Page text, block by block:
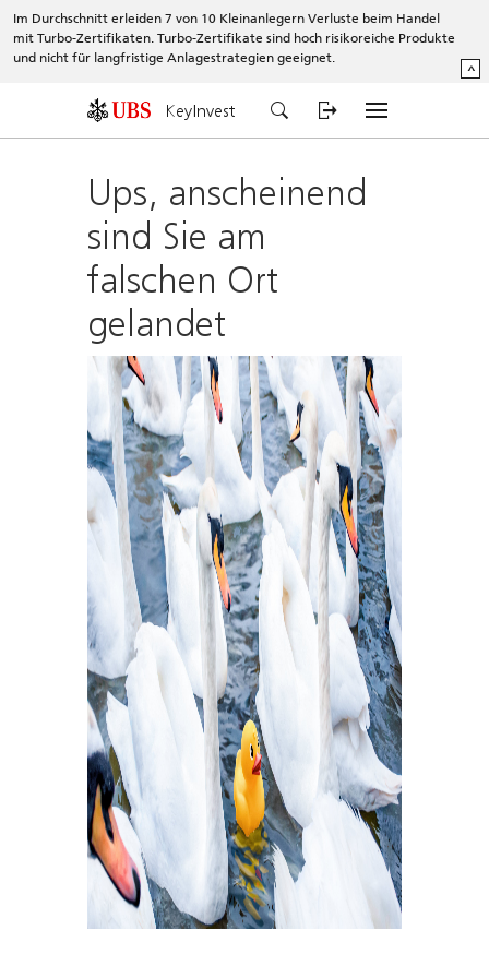
Im Durchschnitt erleiden 7 von 10 Kleinanlegern Verluste beim Handel
mit Turbo-Zertifikaten. Turbo-Zertifikate sind hoch risikoreiche Produkte
und nicht für langfristige Anlagestrategien geeignet.
^
KeyInvest
Ups, anscheinend
sind Sie am
falschen Ort
gelandet